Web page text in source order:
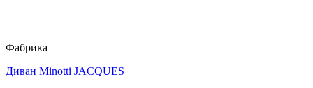
Фабрика
Диван Minotti JACQUES